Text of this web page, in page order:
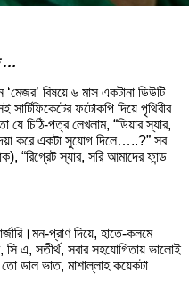
…
বিষয়ে ৬ মাস একটানা ডিউটি
সার্টিফিকেটের ফটোকপি দিয়ে পৃথিবীর
যে চিঠি-পত্র লেখলাম, “ডিয়ার স্যার,
করে একটা সুযোগ দিলে…..?” সব
স্যার, সরি আমাদের ফান্ড
প্রাণ দিয়ে, হাতে-কলমে
সি এ, সতীর্থ, সবার সহযোগিতায় ভালোই
ডাল ভাত, মাশাল্লাহ কয়েকটা